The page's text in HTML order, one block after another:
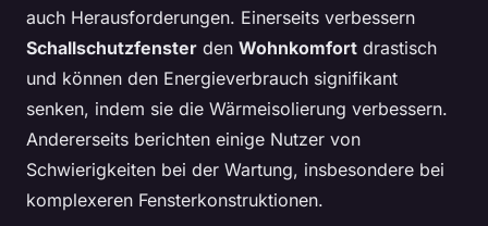
auch Herausforderungen. Einerseits verbessern
Schallschutzfenster den Wohnkomfort drastisch
und können den Energieverbrauch signifikant
senken, indem sie die Wärmeisolierung verbessern.
Andererseits berichten einige Nutzer von
Schwierigkeiten bei der Wartung, insbesondere bei
komplexeren Fensterkonstruktionen.